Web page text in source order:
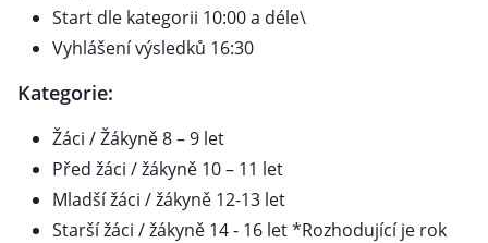
Start dle kategorii 10:00 a déle\
Vyhlášení výsledků 16:30
Kategorie:
Žáci / Žákyně 8 – 9 let
Před žáci / žákyně 10 – 11 let
Mladší žáci / žákyně 12-13 let
Starší žáci / žákyně 14 - 16 let *Rozhodující je rok